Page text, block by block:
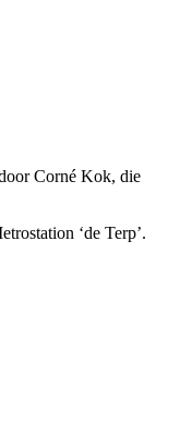
Corné Kok, die
‘de Terp’.